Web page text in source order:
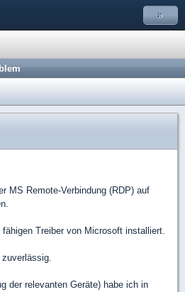
»
MS Remote-Verbindung (RDP) auf
Treiber von Microsoft installiert.
der relevanten Geräte) habe ich in